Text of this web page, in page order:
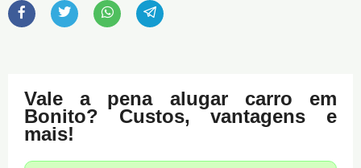
Vale a pena alugar carro em
Bonito? Custos, vantagens e
mais!